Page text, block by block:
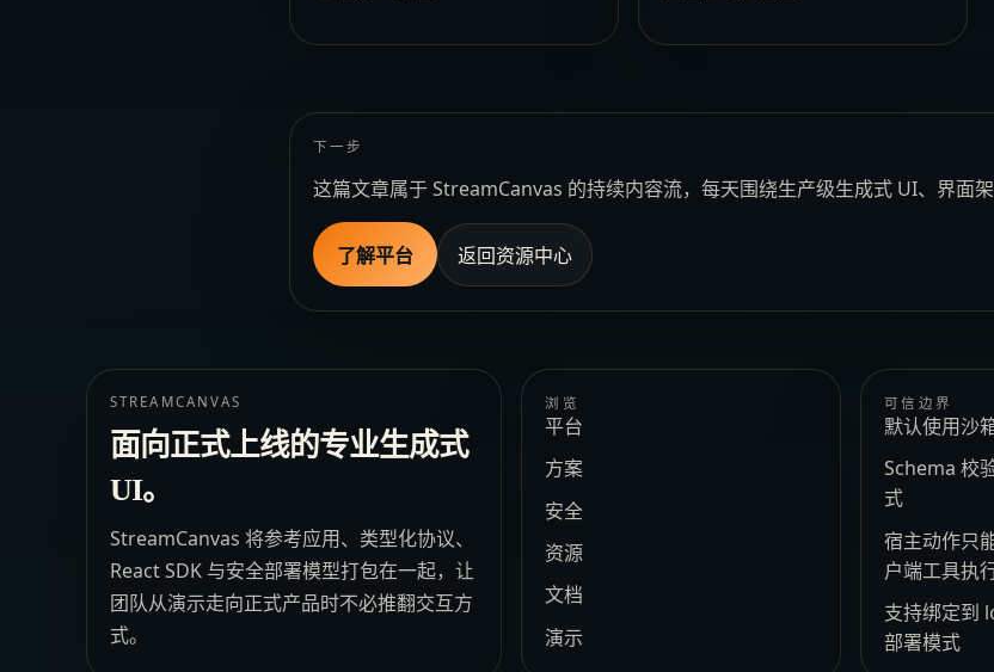
下一步
这篇文章属于 StreamCanvas 的持续内容流，每天围绕生产级生成式 UI、界面
了解平台 返回资源中心
STREAMCANVAS
面向正式上线的专业生成式
UI。
StreamCanvas 将参考应用、类型化协议、
React SDK 与安全部署模型打包在一起，让
团队从演示走向正式产品时不必推翻交互方
式。
浏览
平台
方案
安全
资源
文档
演示
可信边界
默认使用沙
Schema 校
式
宿主动作只
户端工具执
支持绑定到
部署模式